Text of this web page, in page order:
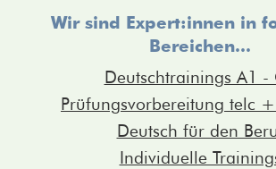
Wir sind Expert:innen in
Bereichen...
Deutschtrainings A1 -
Prüfungsvorbereitung telc +
Deutsch für den
Individuelle